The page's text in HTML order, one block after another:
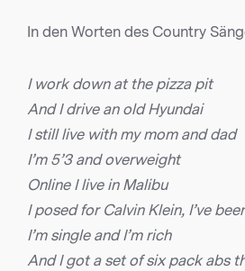
In den Worten des Country
I work down at the pizza pit
And I drive an old Hyundai
I still live with my mom and dad
I’m 5’3 and overweight
Online I live in Malibu
I posed for Calvin Klein, I’ve
I’m single and I’m rich
And I got a set of six pack abs